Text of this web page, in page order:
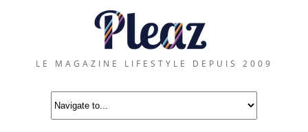
LE MAGAZINE LIFESTYLE DEPUIS 2009